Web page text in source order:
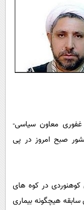
معاون سیاسی-
صبح امروز در پی
کوهنوردی در کوه های
هیچگونه بیماری